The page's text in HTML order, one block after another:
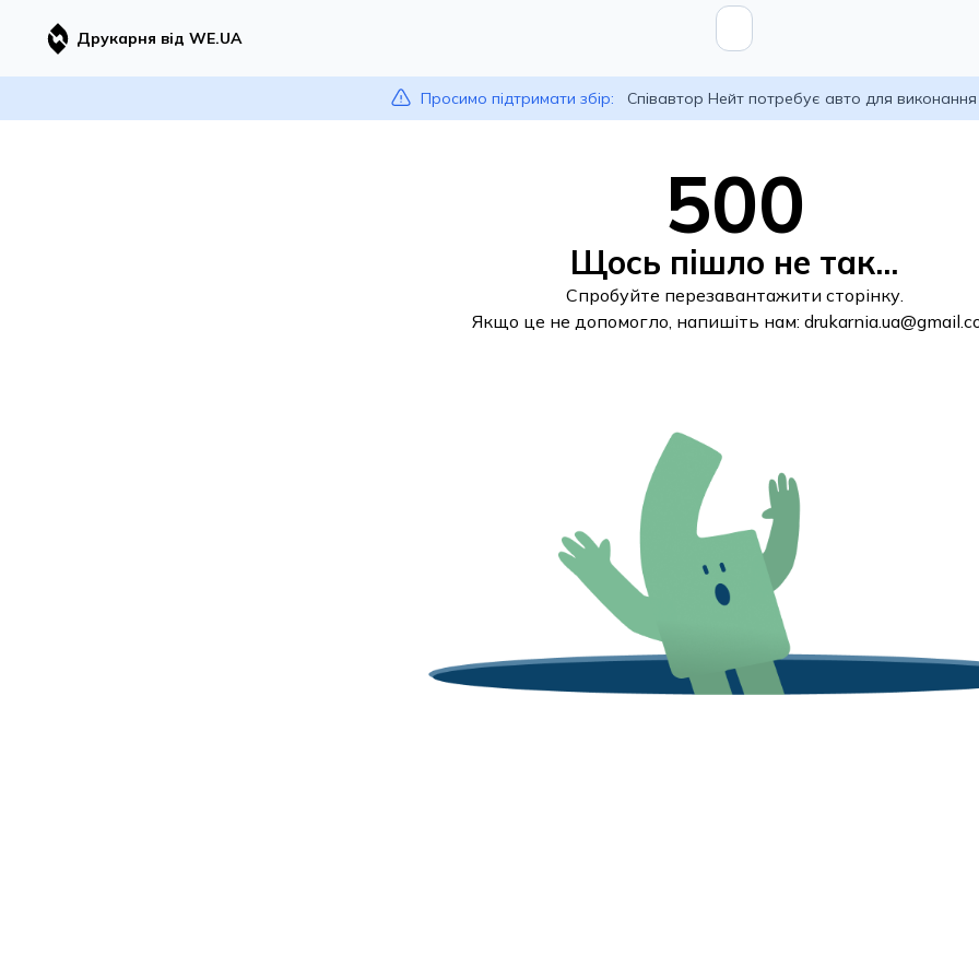
Друкарня від WE.UA
Просимо підтримати збір: Співавтор Нейт потребує авто для
500
Щось пішло не так...
Спробуйте перезавантажити сторінку.
Якщо це не допомогло, напишіть нам: